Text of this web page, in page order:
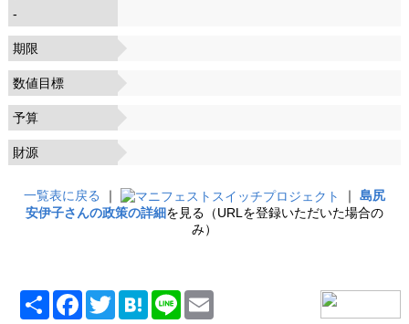
-
期限
数値目標
予算
財源
一覧表に戻る ｜ ｜ 島尻
安伊子さんの政策の詳細を見る（URLを登録いただいた場合の
み）
共
有
Facebook
TwitterHatenaLine